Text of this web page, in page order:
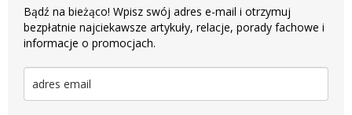
Bądź na bieżąco! Wpisz swój adres e-mail i otrzymuj
bezpłatnie najciekawsze artykuły, relacje, porady fachowe i
informacje o promocjach.